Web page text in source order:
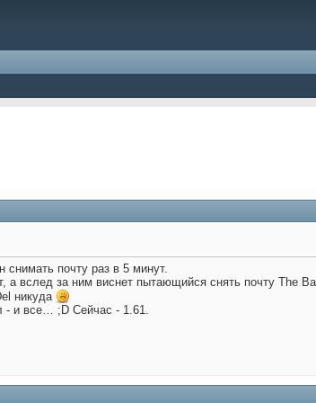
снимать почту раз в 5 минут.
а вслед за ним виснет пытающийся снять почту The
никуда
- и все… ;D Сейчас - 1.61.